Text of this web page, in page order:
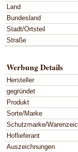
Land
Bundesland
Stadt/Ortsteil
Straße
Werbung Details
Hersteller
gegründet
Produkt
Sorte/Marke
Schutzmarke/
Hoflieferant
Auszeichnungen